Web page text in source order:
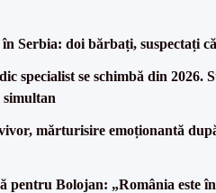
Serbia: doi bărbați, suspectați
specialist se schimbă din 2026.
simultan
mărturisire emoționantă
pentru Bolojan: „România este